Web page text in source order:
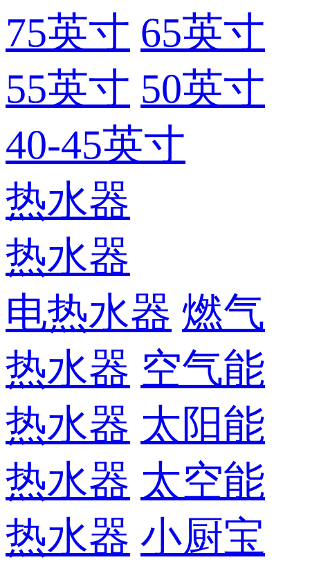
75英寸 65英寸
55英寸 50英寸
40-45英寸
热水器
热水器
电热水器 燃气
热水器 空气能
热水器 太阳能
热水器 太空能
热水器 小厨宝